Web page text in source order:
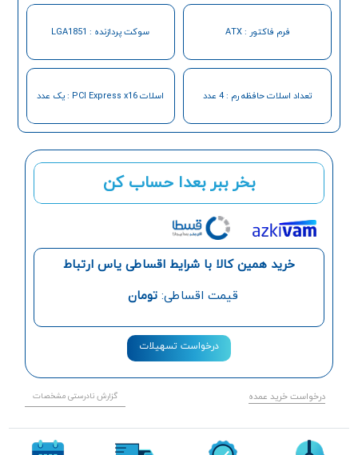
بخر ببر بعدا حساب کن
خرید همین کالا با شرایط اقساطی یاس ارتباط
قیمت اقساطی: تومان
درخواست تسهیلات
درخواست خرید عمده گزارش نادرستی مشخصات
فرم فاکتور : ATX سوکت پردازنده : LGA1851
تعداد اسلات حافظه رم : 4 عدد اسلات PCI Express x16 : یک عدد